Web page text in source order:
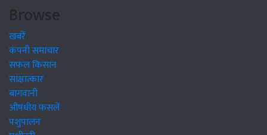
Browse
खबरें
कंपनी समाचार
सफल किसान
साक्षात्कार
बागवानी
औषधीय फसलें
पशुपालन